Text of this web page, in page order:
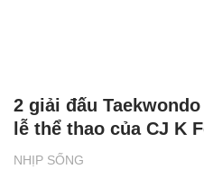
NHỊP SỐNG
2 giải đấu
lễ thể thao của CJ K